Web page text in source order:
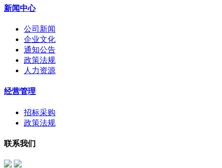
新闻中心
公司新闻
企业文化
通知公告
政策法规
人力资源
经营管理
招标采购
政策法规
联系我们